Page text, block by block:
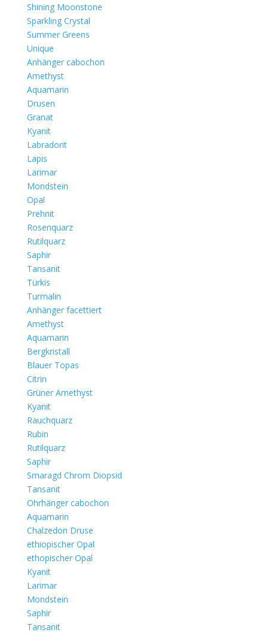
Shining Moonstone
Sparkling Crystal
Summer Greens
Unique
Anhänger cabochon
Amethyst
Aquamarin
Drusen
Granat
Kyanit
Labradorit
Lapis
Larimar
Mondstein
Opal
Prehnit
Rosenquarz
Rutilquarz
Saphir
Tansanit
Türkis
Turmalin
Anhänger facettiert
Amethyst
Aquamarin
Bergkristall
Blauer Topas
Citrin
Grüner Amethyst
Kyanit
Rauchquarz
Rubin
Rutilquarz
Saphir
Smaragd Chrom Diopsid
Tansanit
Ohrhänger cabochon
Aquamarin
Chalzedon Druse
ethiopischer Opal
ethopischer Opal
Kyanit
Larimar
Mondstein
Saphir
Tansanit